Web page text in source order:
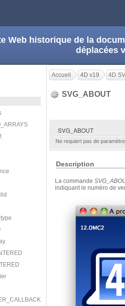
Web historique de la
déplacées
Accueil 4D v19 4D
SVG_ABOUT
SVG_ABOUT
Ne requiert pas de paramètre
Description
La commande
indiquant le numéro de